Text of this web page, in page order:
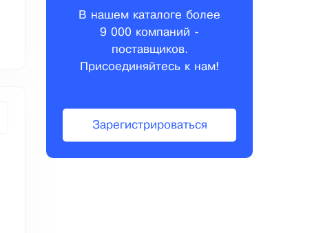
В нашем каталоге более
9 000 компаний -
поставщиков.
Присоединяйтесь к нам!
Зарегистрироваться